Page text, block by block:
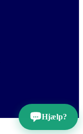
Hjælp?